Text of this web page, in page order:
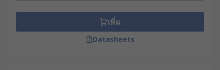
การวัดแรงดันที่สามารถวัดได้, อุณหภูมิที่สามารถใช้
งานได้ และชนิดของแรงดันที่วัดได้
เพิ่ม
Datasheets